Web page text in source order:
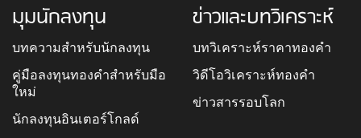
มุมนักลงทุน
บทความสำหรับนักลงทุน
คู่มือลงทุนทองคำสำหรับมือ
ใหม่
นักลงทุนอินเตอร์โกลด์
ข่าวและบทวิเคราะห์
บทวิเคราะห์ราคาทองคำ
วิดีโอวิเคราะห์ทองคำ
ข่าวสารรอบโลก